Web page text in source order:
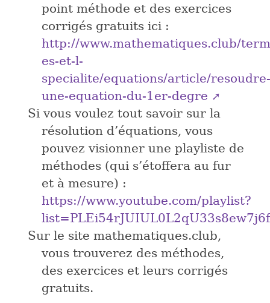
point méthode et des exercices
corrigés gratuits ici :
http://www.mathematiques.club/
es-et-l-
specialite/equations/article/
une-equation-du-1er-degre
Si vous voulez tout savoir sur la
résolution d’équations, vous
pouvez visionner une playliste de
méthodes (qui s’étoffera au fur
et à mesure) :
https://www.youtube.com/playlist?
Sur le site mathematiques.club,
vous trouverez des méthodes,
des exercices et leurs corrigés
gratuits.